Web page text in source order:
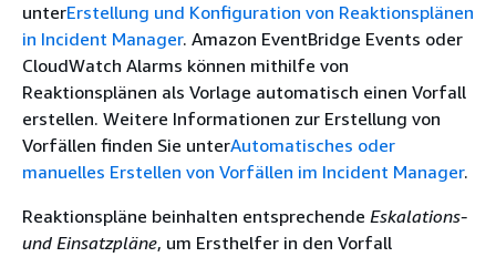
unterErstellung und Konfiguration von Reaktionsplänen
in Incident Manager. Amazon EventBridge Events oder
CloudWatch Alarms können mithilfe von
Reaktionsplänen als Vorlage automatisch einen Vorfall
erstellen. Weitere Informationen zur Erstellung von
Vorfällen finden Sie unterAutomatisches oder
manuelles Erstellen von Vorfällen im Incident Manager.
Reaktionspläne beinhalten entsprechende Eskalations-
und Einsatzpläne, um Ersthelfer in den Vorfall